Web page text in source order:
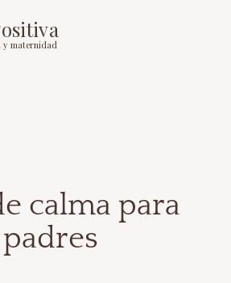
y maternidad
calma para
padres